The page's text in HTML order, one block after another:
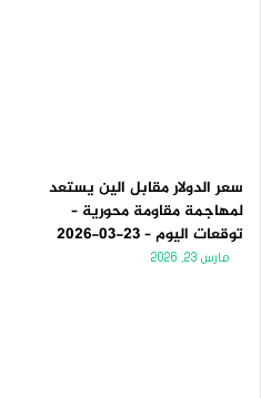
سعر الدولار مقابل الين يستعد
لمهاجمة مقاومة محورية –
توقعات اليوم – 23-03-2026
مارس 23, 2026